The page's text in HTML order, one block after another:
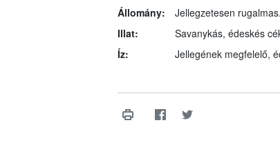
Állomány:
Jellegzetesen rugalmas.
Illat:
Savanykás, édeskés
Íz:
Jellegének megfelelő,